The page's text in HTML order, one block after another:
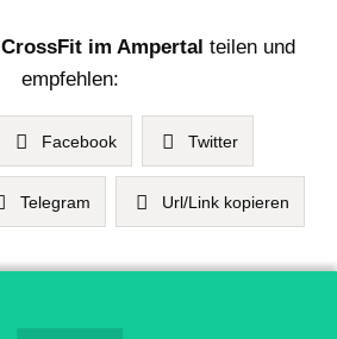
CrossFit im Ampertal teilen und
empfehlen:
Facebook Twitter
Telegram Url/Link kopieren